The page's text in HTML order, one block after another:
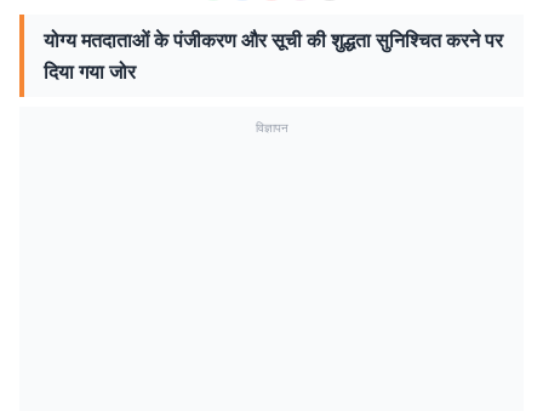
योग्य मतदाताओं के पंजीकरण और सूची की शुद्धता सुनिश्चित करने पर
दिया गया जोर
विज्ञापन